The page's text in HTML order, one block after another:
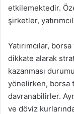
etkilemektedir.
şirketler,
Yatırımcılar,
dikkate alarak
kazanması
yönelirken, borsa
davranabilirler.
ve döviz